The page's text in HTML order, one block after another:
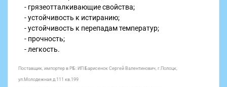
- грязеотталкивающие свойства;
- устойчивость к истиранию;
- устойчивость к перепадам температур;
- прочность;
- легкость.
Поставщик, импортер в РБ: ИП Барисенок Сергей Валентинович, г.Полоцк,
ул.Молодежная д.111 кв.199